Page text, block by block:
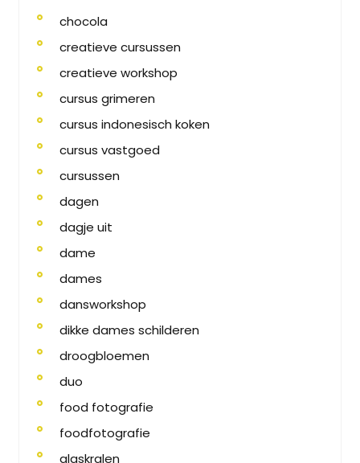
chocola
creatieve cursussen
creatieve workshop
cursus grimeren
cursus indonesisch koken
cursus vastgoed
cursussen
dagen
dagje uit
dame
dames
dansworkshop
dikke dames schilderen
droogbloemen
duo
food fotografie
foodfotografie
glaskralen